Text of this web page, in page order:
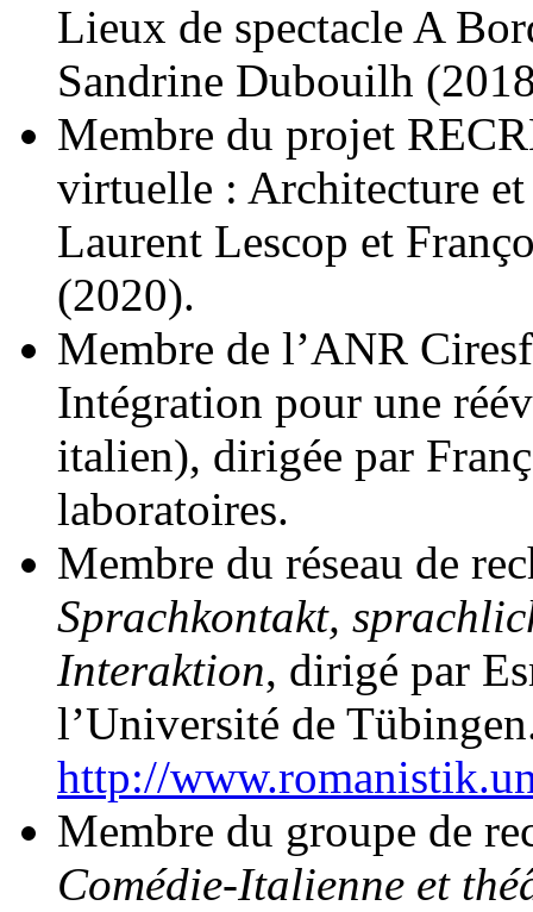
Lieux de spectacle A
Sandrine Dubouilh
Membre du projet
virtuelle : Architecture
Laurent Lescop et
(2020).
Membre de l’ANR
Intégration pour une
italien), dirigée par
laboratoires.
Membre du réseau de
Sprachkontakt,
Interaktion, dirigé par
l’Université de
http://
Membre du groupe de
Comédie-Italienne et